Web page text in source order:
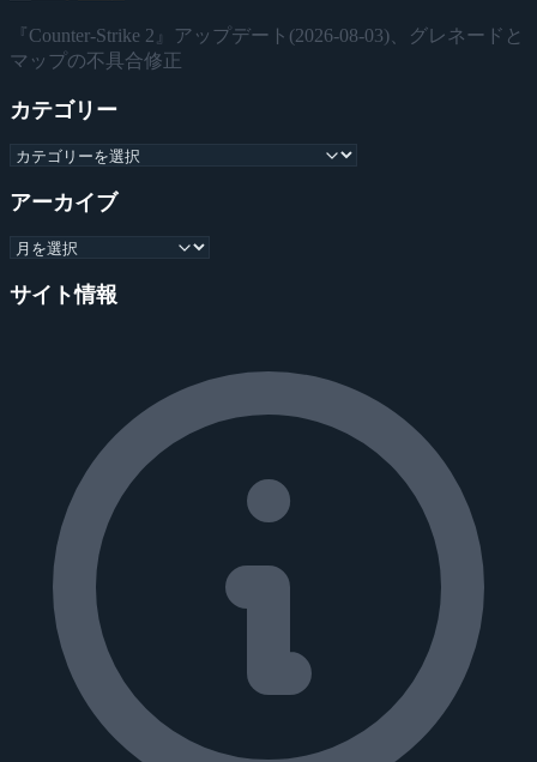
『Counter-Strike 2』アップデート(2026-08-03)、グレネードと
マップの不具合修正
カテゴリー
アーカイブ
サイト情報